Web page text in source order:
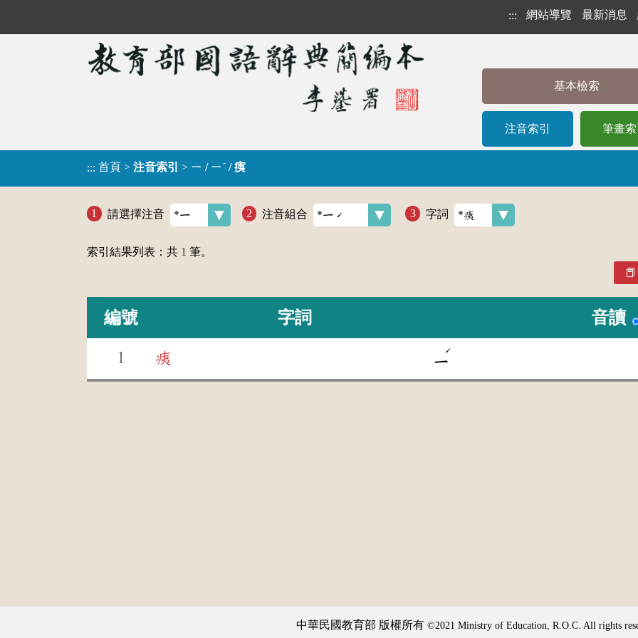
::: 網站導覽 最新消息
基本檢索
注音索引 筆畫索
::: 首頁 > 注音索引 > ㄧ / ㄧˊ / 痍
請選擇注音 注音組合 字詞
索引結果列表：共 1 筆。
編號 字詞 音讀
1 痍 ㄧ
ˊ
中華民國教育部 版權所有 ©2021 Ministry of Education, R.O.C. All rights